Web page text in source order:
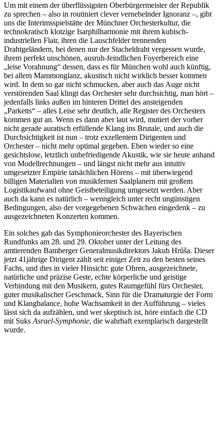
Um mit einem der überflüssigsten Oberbürgermeister der Republik
zu sprechen – also in routiniert clever vernebelnder Ignoranz –, gibt
uns die Interimsspielstätte der Münchner Orchesterkultur, die
technokratisch klotzige Isarphilharmonie mit ihrem kubisch-
industriellen Flair, ihren die Lauschfelder trennenden
Drahtgeländern, bei denen nur der Stacheldraht vergessen wurde,
ihrem perfekt unschönen, ausruh-feindlichen Foyerbereich eine
„leise Vorahnung“ dessen, dass es für München wohl auch künftig,
bei allem Mammonglanz, akustisch nicht wirklich besser kommen
wird. In dem so gar nicht schmucken, aber auch das Auge nicht
verstörenden Saal klingt das Orchester sehr durchsichtig, man hört –
jedenfalls links außen im hinteren Drittel des ansteigenden
„Parketts“ – alles Leise sehr deutlich, alle Register des Orchesters
kommen gut an. Wenn es dann aber laut wird, mutiert der vorher
nicht gerade auratisch erfüllende Klang ins Brutale, und auch die
Durchsichtigkeit ist nun – trotz exzellentem Dirigenten und
Orchester – nicht mehr optimal gegeben. Eben wieder so eine
gesichtslose, letztlich unbefriedigende Akustik, wie sie heute anhand
von Modellrechnungen – und längst nicht mehr aus intuitiv
umgesetzter Empirie tatsächlichen Hörens – mit überwiegend
billigen Materialien von musikfernen Saalplanern mit großem
Logistikaufwand ohne Geistbeteiligung umgesetzt werden. Aber
auch da kann es natürlich – wenngleich unter recht ungünstigen
Bedingungen, also der vorgegebenen Schwächen eingedenk – zu
ausgezeichneten Konzerten kommen.
Ein solches gab das Symphonieorchester des Bayerischen
Rundfunks am 28. und 29. Oktober unter der Leitung des
amtierenden Bamberger Generalmusikdirektors Jakub Hrůša. Dieser
jetzt 41jährige Dirigent zählt seit einiger Zeit zu den besten seines
Fachs, und dies in vieler Hinsicht: gute Ohren, ausgezeichnete,
natürliche und präzise Geste, echte körperliche und geistige
Verbindung mit den Musikern, gutes Raumgefühl fürs Orchester,
guter musikalischer Geschmack, Sinn für die Dramaturgie der Form
und Klangbalance, hohe Wachsamkeit in der Aufführung – vieles
lässt sich da aufzählen, und wer skeptisch ist, höre einfach die CD
mit Suks Asrael-Symphonie, die wahrhaft exemplarisch dargestellt
wurde.